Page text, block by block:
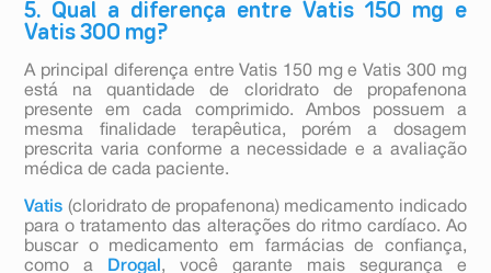
5. Qual a diferença entre Vatis 150 mg e
Vatis 300 mg?
A principal diferença entre Vatis 150 mg e Vatis 300 mg
está na quantidade de cloridrato de propafenona
presente em cada comprimido. Ambos possuem a
mesma finalidade terapêutica, porém a dosagem
prescrita varia conforme a necessidade e a avaliação
médica de cada paciente.
Vatis (cloridrato de propafenona) medicamento indicado
para o tratamento das alterações do ritmo cardíaco. Ao
buscar o medicamento em farmácias de confiança,
como a
Drogal , você garante mais segurança e